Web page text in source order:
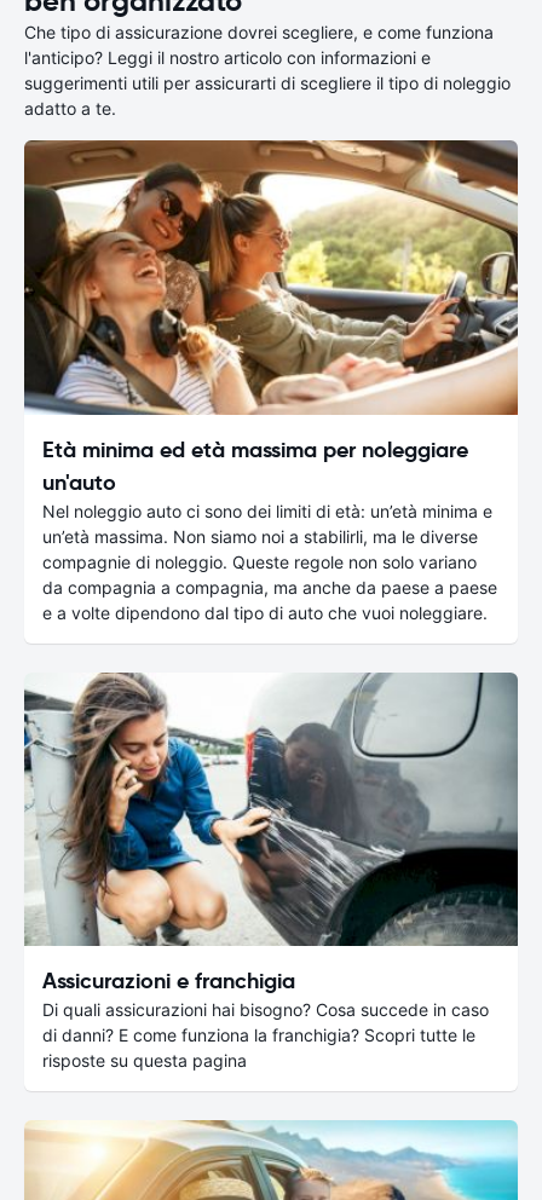
Che tipo di assicurazione dovrei scegliere, e come funziona
l'anticipo? Leggi il nostro articolo con informazioni e
suggerimenti utili per assicurarti di scegliere il tipo di noleggio
adatto a te.
Età minima ed età massima per noleggiare
un'auto
Nel noleggio auto ci sono dei limiti di età: un’età minima e
un’età massima. Non siamo noi a stabilirli, ma le diverse
compagnie di noleggio. Queste regole non solo variano
da compagnia a compagnia, ma anche da paese a paese
e a volte dipendono dal tipo di auto che vuoi noleggiare.
Assicurazioni e franchigia
Di quali assicurazioni hai bisogno? Cosa succede in caso
di danni? E come funziona la franchigia? Scopri tutte le
risposte su questa pagina